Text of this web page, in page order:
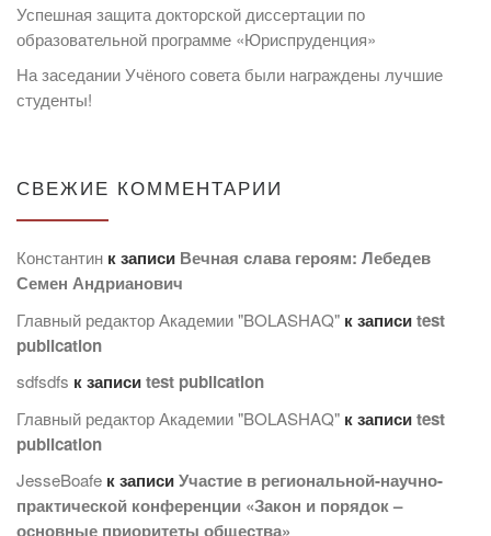
Успешная защита докторской диссертации по
образовательной программе «Юриспруденция»
На заседании Учёного совета были награждены лучшие
студенты!
СВЕЖИЕ КОММЕНТАРИИ
Константин к записи Вечная слава героям: Лебедев
Семен Андрианович
Главный редактор Академии "BOLASHAQ" к записиtest
publication
sdfsdfs к записиtest publication
Главный редактор Академии "BOLASHAQ" к записиtest
publication
JesseBoafe к записиУчастие в региональной-научно-
практической конференции «Закон и порядок –
основные приоритеты общества»